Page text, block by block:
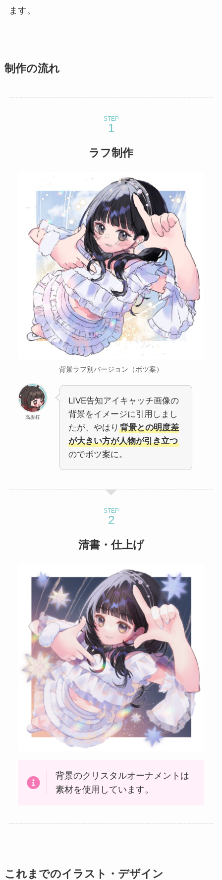
ます。
制作の流れ
STEP
ラフ制作
背景ラフ別バージョン（ボツ案）
高坂梓
LIVE告知アイキャッチ画像の
背景をイメージに引用しまし
たが、やはり 背景との明度差
が大きい方が人物が引き立つ
のでボツ案に。
STEP
清書・仕上げ
背景のクリスタルオーナメントは
素材を使用しています。
これまでのイラスト・デザイン